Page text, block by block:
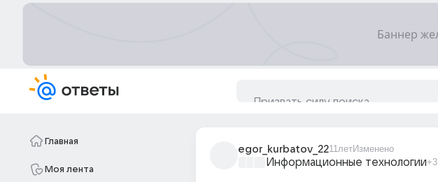
Главная
Моя лента
egor_kurbatov_2211летИзменено
Информационные технологии+3